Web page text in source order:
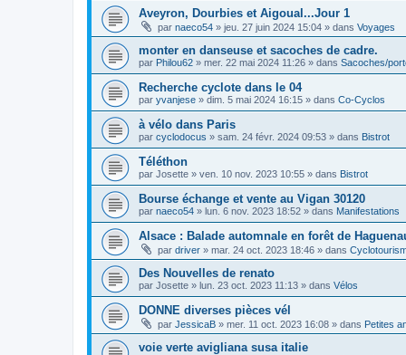
Aveyron, Dourbies et Aigoual...Jour 1
par naeco54 » jeu. 27 juin 2024 15:04 » dans Voyages
monter en danseuse et sacoches de cadre.
par Philou62 » mer. 22 mai 2024 11:26 » dans Sacoches/
Recherche cyclote dans le 04
par yvanjese » dim. 5 mai 2024 16:15 » dans Co-Cyclos
à vélo dans Paris
par cyclodocus » sam. 24 févr. 2024 09:53 » dans Bistrot
Téléthon
par Josette » ven. 10 nov. 2023 10:55 » dans Bistrot
Bourse échange et vente au Vigan 30120
par naeco54 » lun. 6 nov. 2023 18:52 » dans Manifestations
Alsace : Balade automnale en forêt de
par driver » mar. 24 oct. 2023 18:46 » dans
Des Nouvelles de renato
par Josette » lun. 23 oct. 2023 11:13 » dans Vélos
DONNE diverses pièces vél
par JessicaB » mer. 11 oct. 2023 16:08 » dans Petites
voie verte avigliana susa italie